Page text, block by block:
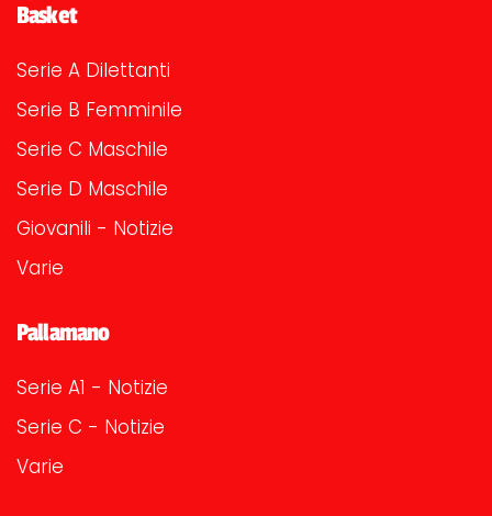
Basket
Serie A Dilettanti
Serie B Femminile
Serie C Maschile
Serie D Maschile
Giovanili - Notizie
Varie
Pallamano
Serie A1 - Notizie
Serie C - Notizie
Varie